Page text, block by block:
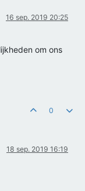
16 sep. 2019 20:25
om ons
0
18 sep. 2019 16:19